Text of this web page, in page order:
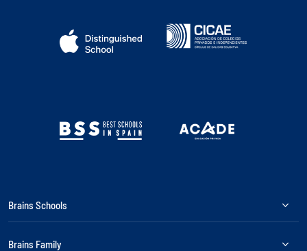
Brains Schools
Brains Family